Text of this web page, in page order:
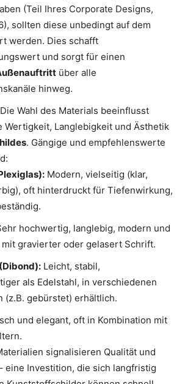
(Teil Ihres Corporate Designs,
sollten diese unbedingt auf dem
werden. Dies schafft
und sorgt für einen
über alle
hinweg.
Die Wahl des Materials beeinflusst
Wertigkeit, Langlebigkeit und Ästhetik
. Gängige und empfehlenswerte
Modern, vielseitig (klar,
oft hinterdruckt für Tiefenwirkung,
hochwertig, langlebig, modern und
mit gravierter oder gelasert Schrift.
Leicht, stabil,
als Edelstahl, in verschiedenen
(z.B. gebürstet) erhältlich.
und elegant, oft in Kombination mit
signalisieren Qualität und
eine Investition, die sich langfristig